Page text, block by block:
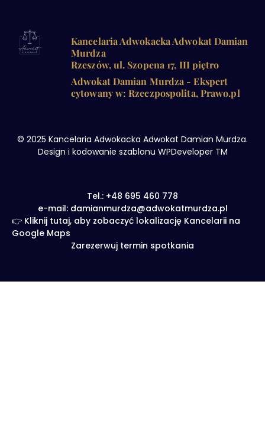
Kancelaria Adwokacka Adwokat Damian
Murdza
Rzeszów, ul. Szopena 17, III piętro
Adwokat Damian Murdza - Ekspert
cytowany w: Rzeczpospolita, Prawo.pl
© 2025 Kancelaria Adwokacka Adwokat Damian Murdza.
Design i kodowanie szablonu WPDeveloper TM
Tel.: +48 695 460 778
e-mail: damianmurdza@adwokatmurdza.pl
👉 Kliknij tutaj, aby zobaczyć lokalizację Kancelarii na
Google Maps
Zarezerwuj termin spotkania